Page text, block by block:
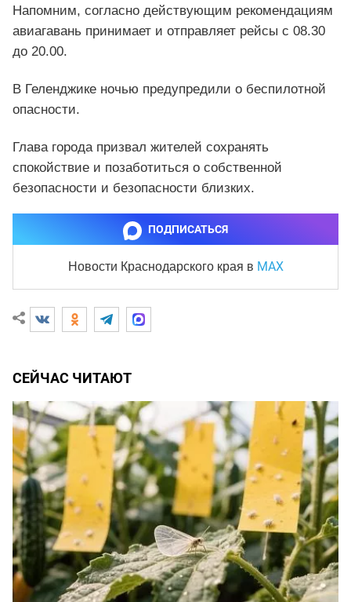
Напомним, согласно действующим рекомендациям
авиагавань принимает и отправляет рейсы с 08.30
до 20.00.
В Геленджике ночью предупредили о беспилотной
опасности.
Глава города призвал жителей сохранять
спокойствие и позаботиться о собственной
безопасности и безопасности близких.
ПОДПИСАТЬСЯ
Новости Краснодарского края в MAX
СЕЙЧАС ЧИТАЮТ